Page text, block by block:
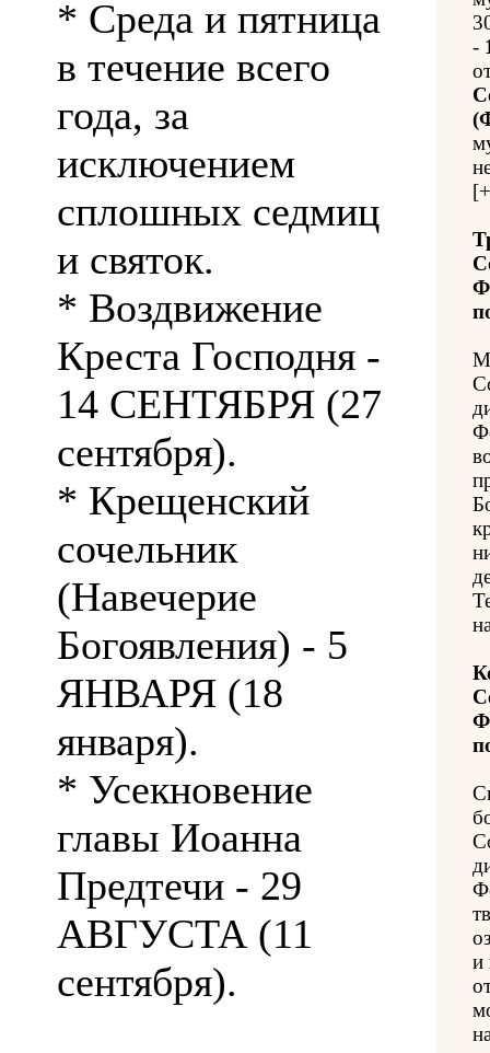
* Среда и пятница
в течение всего
года, за
исключением
сплошных седмиц
и святок.
* Воздвижение
Креста Господня -
14 СЕНТЯБРЯ (27
сентября).
* Крещенский
сочельник
(Навечерие
Богоявления) - 5
ЯНВАРЯ (18
января).
* Усекновение
главы Иоанна
Предтечи - 29
АВГУСТА (11
сентября).
-
и